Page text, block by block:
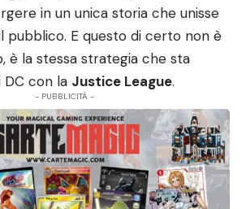
in un unica storia che unisse
pubblico. E questo di certo non è
è la stessa strategia che sta
con la Justice League.
- PUBBLICITÀ -